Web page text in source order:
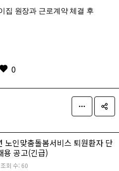
집 원장과 근로계약 체결 후
0
노인맞춤돌봄서비스 퇴원환자 단
용 공고(긴급)
조회 수: 60